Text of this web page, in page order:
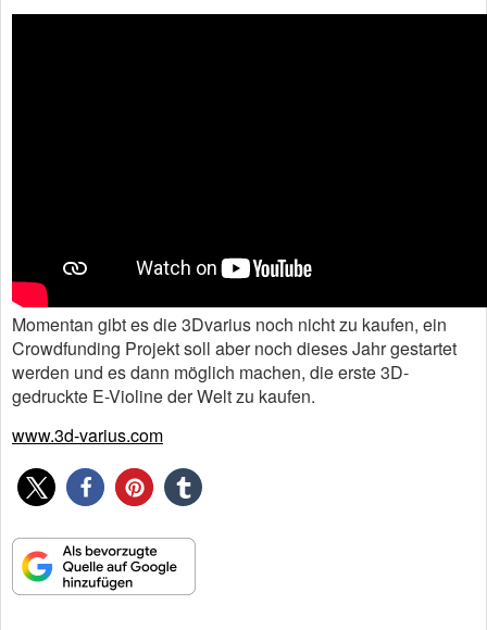
Momentan gibt es die 3Dvarius noch nicht zu kaufen, ein
Crowdfunding Projekt soll aber noch dieses Jahr gestartet
werden und es dann möglich machen, die erste 3D-
gedruckte E-Violine der Welt zu kaufen.
www.3d-varius.com